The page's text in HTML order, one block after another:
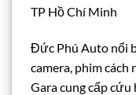
TP Hồ Chí Minh
Đức Phú Auto nổi
camera, phim
Gara cung cấp cứu